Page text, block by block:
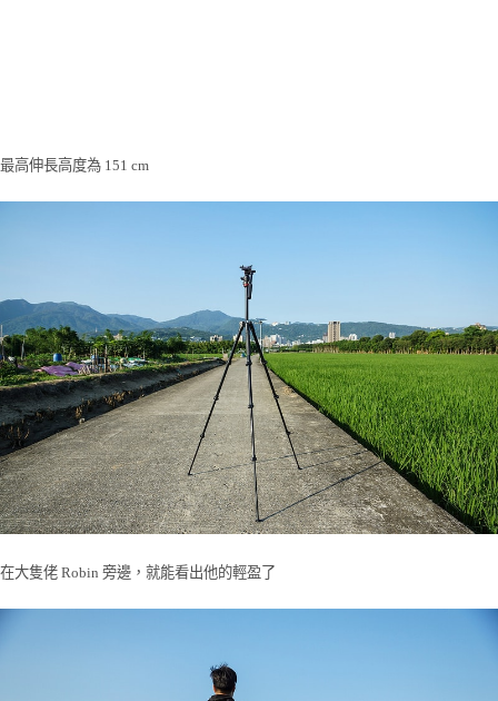
最高伸長高度為 151 cm
在大隻佬 Robin 旁邊，就能看出他的輕盈了